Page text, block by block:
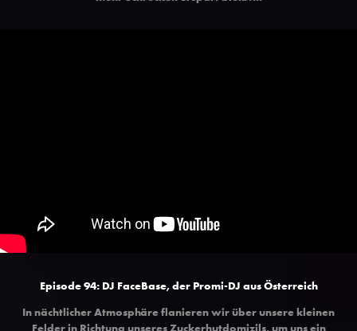
Episode 94: DJ FaceBase, der Promi-DJ aus Österreich
In nächtlicher Atmosphäre flanieren wir über unsere kleinen
Felder in Richtung unseres Zuckerhutdomizils, um uns ein